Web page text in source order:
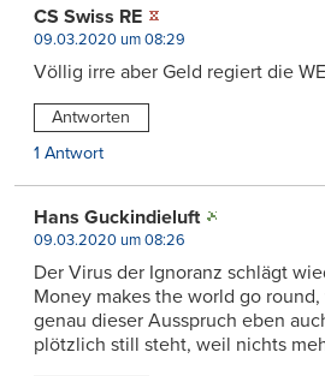
CS Swiss RE
09.03.2020 um 08:29
Völlig irre aber Geld regiert die
Antworten
1 Antwort
Hans Guckindieluft
09.03.2020 um 08:26
Der Virus der Ignoranz schlägt
Money makes the world go
genau dieser Ausspruch eben
plötzlich still steht, weil nichts